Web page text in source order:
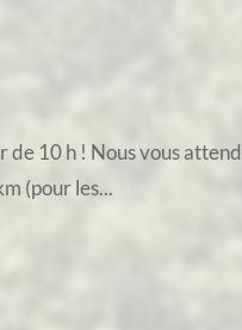
de 10 h ! Nous vous
(pour les...